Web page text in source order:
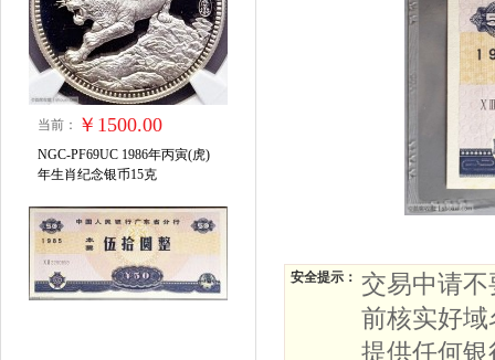
当前： ￥1500.00
NGC-PF69UC 1986年丙寅(虎)
年生肖纪念银币15克
安全提示：
交易中请
前核实好
提供任何